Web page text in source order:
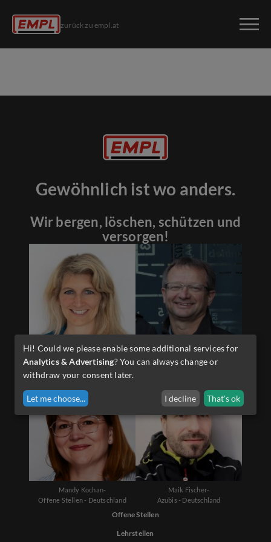
zurück zu empl.at
Gewöhnlich ist wo anders.
Wir bergen, löschen, schützen und
versorgen!
Offene Stellen
Lehrstellen
Diana Schwarzenauer-
Martin Sporer-
Mandy Kochan-
Offene Stellen - Deutschland
Maik Fischer-
Azubis - Deutschland
Hi! Could we please enable some additional services for
Analytics & Advertising? You can always change or
withdraw your consent later.
Let me choose... I decline That's ok